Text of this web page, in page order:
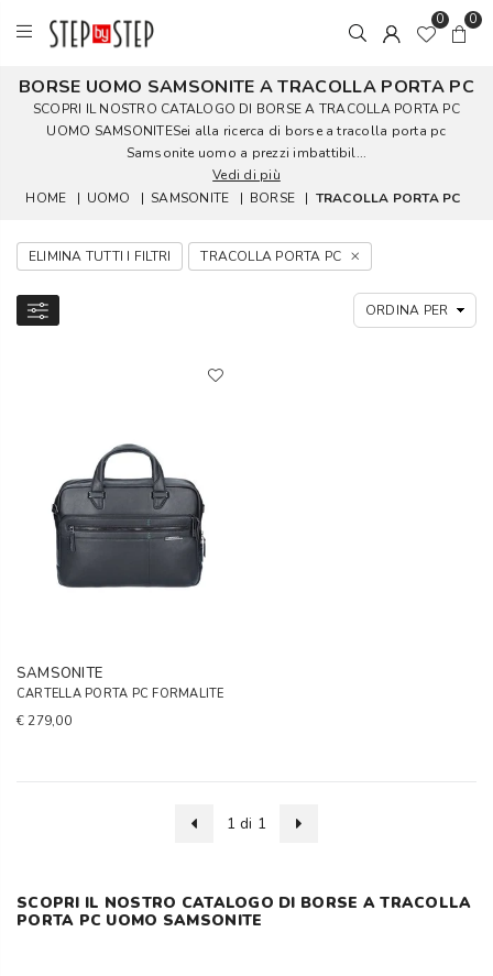
0 0
BORSE UOMO SAMSONITE A TRACOLLA PORTA PC
SCOPRI IL NOSTRO CATALOGO DI BORSE A TRACOLLA PORTA PC
UOMO SAMSONITESei alla ricerca di borse a tracolla porta pc
Samsonite uomo a prezzi imbattibil...
Vedi di più
HOME
| UOMO | SAMSONITE | BORSE | TRACOLLA PORTA PC
ELIMINA TUTTI I FILTRI TRACOLLA PORTA PC
SAMSONITE
CARTELLA PORTA PC FORMALITE
€ 279,00
1 di 1
SCOPRI IL NOSTRO CATALOGO DI BORSE A TRACOLLA
PORTA PC UOMO SAMSONITE